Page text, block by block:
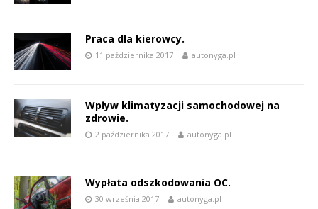
Praca dla kierowcy.
11 października 2017 autonyga.pl
Wpływ klimatyzacji samochodowej na
zdrowie.
2 października 2017 autonyga.pl
Wypłata odszkodowania OC.
30 września 2017 autonyga.pl